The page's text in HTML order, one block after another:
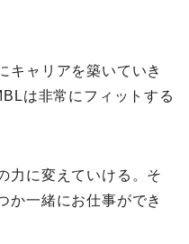
キャリアを築いていき
は非常にフィットする
力に変えていける。そ
か一緒にお仕事ができ